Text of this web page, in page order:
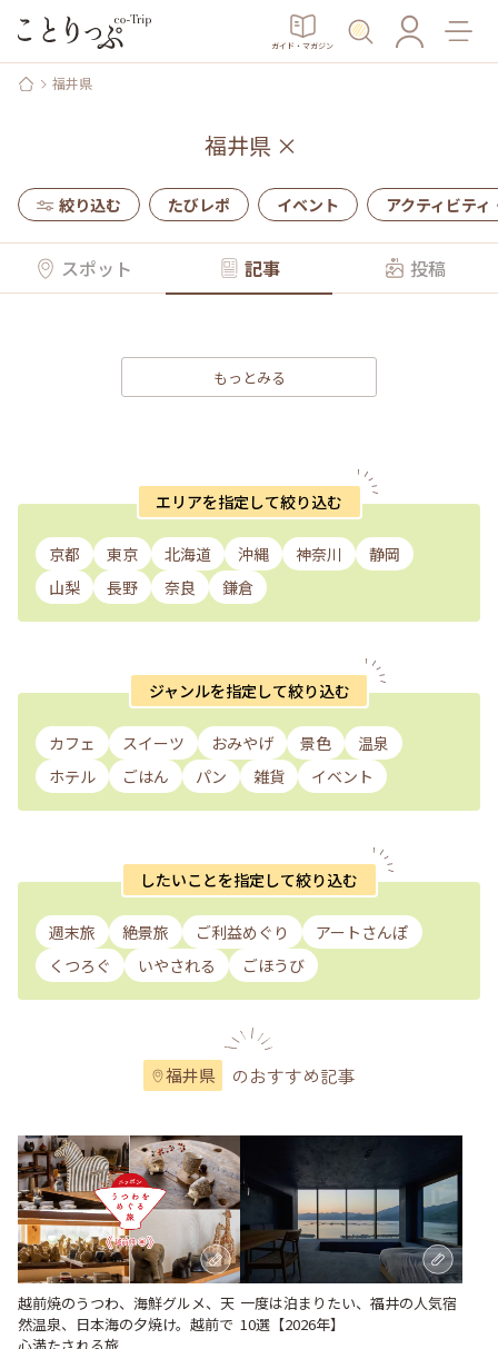
ガイド・マガジン
福井県
福井県 ×
絞り込む たびレポ イベント アクティビティ
スポット 記事 投稿
もっとみる
エリアを指定して絞り込む
京都 東京 北海道 沖縄 神奈川
静岡
山梨
長野 奈良 鎌倉
ジャンルを指定して絞り込む
カフェ スイーツ おみやげ 景色
温泉
ホテル
ごはん パン 雑貨 イベント
したいことを指定して絞り込む
週末旅 絶景旅 ご利益めぐり
アートさんぽ
くつろぐ
いやされる ごほうび
福井県 のおすすめ記事
越前焼のうつわ、海鮮グルメ、天
然温泉、日本海の夕焼け。越前で
一度は泊まりたい、福井の人気宿
10選【2026年】